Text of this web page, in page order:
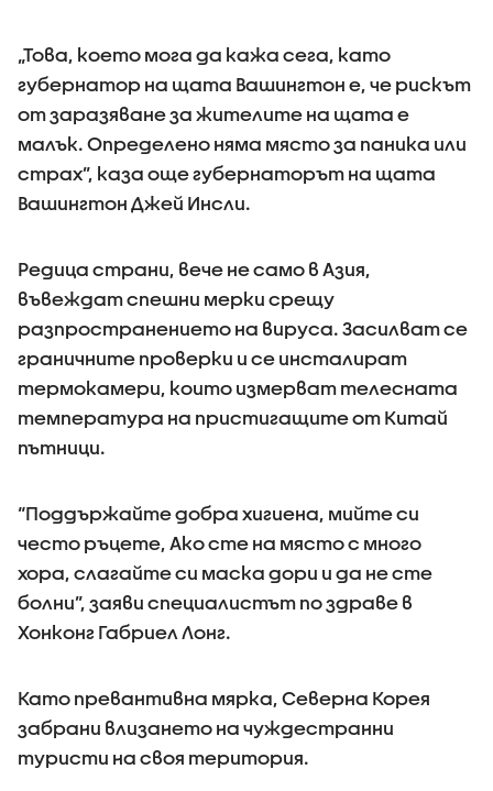
„Това, което мога да кажа сега, като
губернатор на щата Вашингтон е, че рискът
от заразяване за жителите на щата е
малък. Определено няма място за паника или
страх”, каза още губернаторът на щата
Вашингтон Джей Инсли.
Редица страни, вече не само в Азия,
въвеждат спешни мерки срещу
разпространението на вируса. Засилват се
граничните проверки и се инсталират
термокамери, които измерват телесната
температура на пристигащите от Китай
пътници.
“Поддържайте добра хигиена, мийте си
често ръцете, Ако сте на място с много
хора, слагайте си маска дори и да не сте
болни”, заяви специалистът по здраве в
Хонконг Габриел Лонг.
Като превантивна мярка, Северна Корея
забрани влизането на чуждестранни
туристи на своя територия.